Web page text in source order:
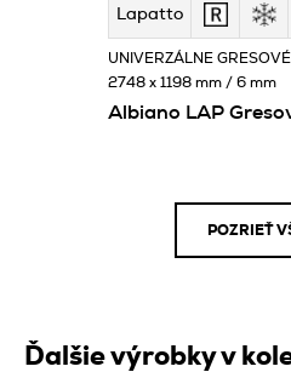
Lapatto
Albiano LAP
UNIVERZÁLNE
2748 x 1198 mm / 6 mm
POZRIEŤ
Ďalšie výrobky v